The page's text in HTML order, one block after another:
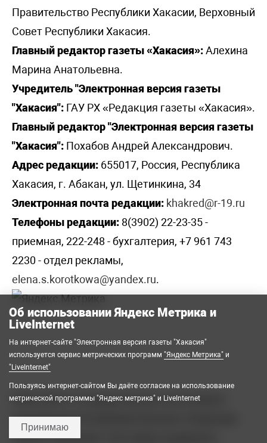
Правительство Республики Хакасии, Верховный
Совет Республики Хакасия.
Главный редактор газеты «Хакасия»:Алехина
Марина Анатольевна.
Учредитель "Электронная версия газеты
"Хакасия": ГАУ РХ «Редакция газеты «Хакасия».
Главный редактор "Электронная версия газеты
"Хакасия": Похабов Андрей Александрович.
Адрес редакции: 655017, Россия, Республика
Хакасия, г. Абакан, ул. Щетинкина, 34
Электронная почта редакции: khakred@r-19.ru
Телефоны редакции: 8(3902) 22-23-35 -
приемная, 222-248 - бухгалтерия, +7 961 743
2230 - отдел рекламы,
elena.s.korotkowa@yandex.ru.
2008-2026 © Государственное автономное
учреждение Республики Хакасия «Редакция
газеты «Хакасия». Все права защищены.
Об использовании Яндекс Метрика и
LiveInternet
На интернет-сайте "Электронная версия газеты "Хакасия"
используется сервис метрических программ "Яндекс Метрика" и
"LiveInternet"
Пользуясь интернет-сайтом Вы даёте согласие на использование
метрической программы "Яндекс метрика" и LiveInternet
Принимаю